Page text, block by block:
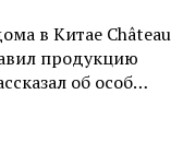
в Китае Château
продукцию
об особ…